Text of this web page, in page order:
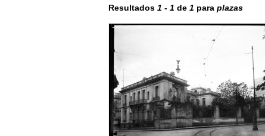
Resultados 1 - 1 de 1 para plazas